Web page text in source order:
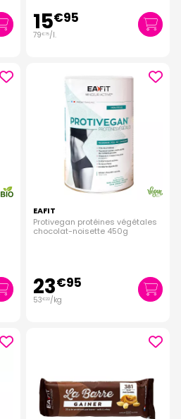
15€95
79€75/l.
EAFIT
Protivegan protéines végétales
chocolat-noisette 450g
23€95
53€22/kg